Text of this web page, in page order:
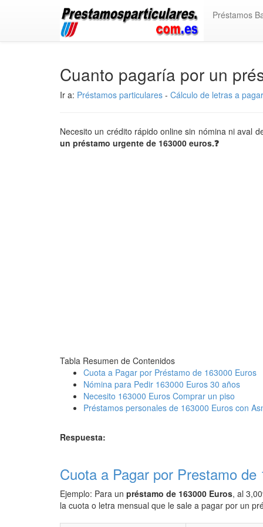
Préstamos
Cuanto pagaría por un
Ir a: Préstamos particulares - Cálculo de letras a
Necesito un crédito rápido online sin nómina ni aval
un préstamo urgente de 163000 euros.❓
Tabla Resumen de Contenidos
Cuota a Pagar por Préstamo de 163000 Euros
Nómina para Pedir 163000 Euros 30 años
Necesito 163000 Euros Comprar un piso
Préstamos personales de 163000 Euros con
Respuesta:
Cuota a Pagar por Prestamo de
Ejemplo: Para un préstamo de 163000 Euros, al
la cuota o letra mensual que le sale a pagar por un